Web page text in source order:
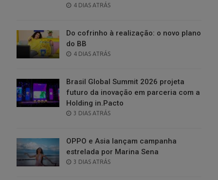
POSTED
4 DIAS ATRÁS
Do cofrinho à realização: o novo plano
do BB
POSTED
4 DIAS ATRÁS
Brasil Global Summit 2026 projeta
futuro da inovação em parceria com a
Holding in.Pacto
POSTED
3 DIAS ATRÁS
OPPO e Asia lançam campanha
estrelada por Marina Sena
POSTED
3 DIAS ATRÁS